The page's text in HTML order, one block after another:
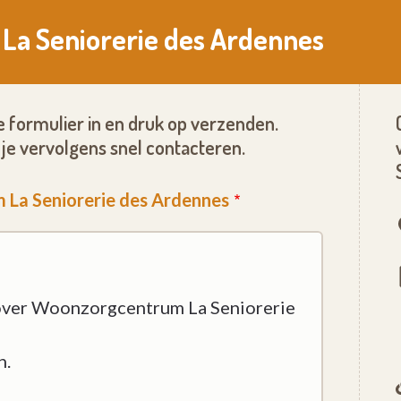
Seniorerie des Ardennes
in en druk op verzenden.
vervolgens snel contacteren.
Seniorerie des Ardennes